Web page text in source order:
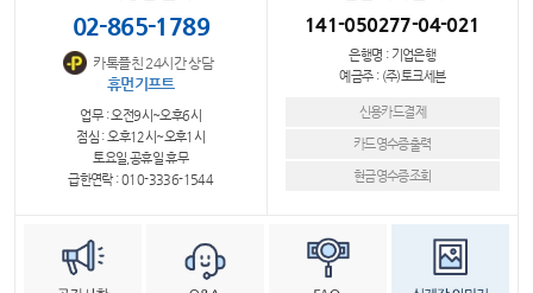
02-865-1789
카톡플친 24시간 상담
휴먼기프트
업무 : 오전9시~오후6시
점심 : 오후12시~오후1시
토요일,공휴일 휴무
급한연락 : 010-3336-1544
141-050277-04-021
은행명 : 기업은행
예금주 : (주)토크세븐
신용카드결제
카드영수증출력
현금영수증조회